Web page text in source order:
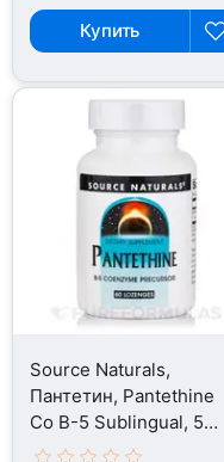
Купить
Source Naturals,
Пантетин, Pantethine
Co B-5 Sublingual, 5
Sublingual